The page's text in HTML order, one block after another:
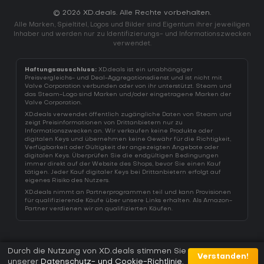
© 2026 XD.deals. Alle Rechte vorbehalten.
Alle Marken, Spieltitel, Logos und Bilder sind Eigentum ihrer jeweiligen
Inhaber und werden nur zu Identifizierungs- und Informationszwecken
verwendet.
Haftungsausschluss: XD.deals ist ein unabhängiger
Preisvergleichs- und Deal-Aggregationsdienst und ist nicht mit
Valve Corporation verbunden oder von ihr unterstützt. Steam und
das Steam-Logo sind Marken und/oder eingetragene Marken der
Valve Corporation.
XD.deals verwendet öffentlich zugängliche Daten von Steam und
zeigt Preisinformationen von Drittanbietern nur zu
Informationszwecken an. Wir verkaufen keine Produkte oder
digitalen Keys und übernehmen keine Gewähr für die Richtigkeit,
Verfügbarkeit oder Gültigkeit der angezeigten Angebote oder
digitalen Keys. Überprüfen Sie die endgültigen Bedingungen
immer direkt auf der Website des Shops, bevor Sie einen Kauf
tätigen. Jeder Kauf digitaler Keys bei Drittanbietern erfolgt auf
eigenes Risiko des Nutzers.
XD.deals nimmt an Partnerprogrammen teil und kann Provisionen
für qualifizierende Käufe über unsere Links erhalten. Als Amazon-
Partner verdienen wir an qualifizierten Käufen.
Durch die Nutzung von XD.deals stimmen Sie
unserer Datenschutz- und Cookie-Richtlinie
Verstanden!